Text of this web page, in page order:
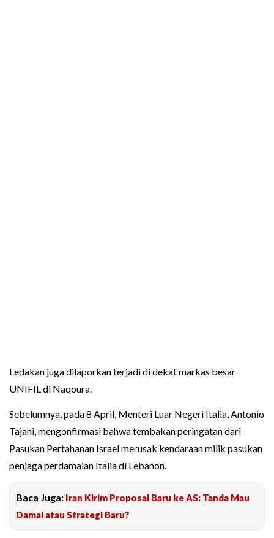
Ledakan juga dilaporkan terjadi di dekat markas besar
UNIFIL di Naqoura.
Sebelumnya, pada 8 April, Menteri Luar Negeri Italia, Antonio
Tajani, mengonfirmasi bahwa tembakan peringatan dari
Pasukan Pertahanan Israel merusak kendaraan milik pasukan
penjaga perdamaian Italia di Lebanon.
Baca Juga: Iran Kirim Proposal Baru ke AS: Tanda Mau
Damai atau Strategi Baru?